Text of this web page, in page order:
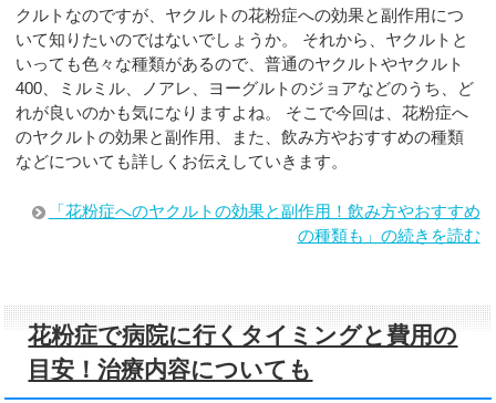
クルトなのですが、ヤクルトの花粉症への効果と副作用につ
いて知りたいのではないでしょうか。 それから、ヤクルトと
いっても色々な種類があるので、普通のヤクルトやヤクルト
400、ミルミル、ノアレ、ヨーグルトのジョアなどのうち、ど
れが良いのかも気になりますよね。 そこで今回は、花粉症へ
のヤクルトの効果と副作用、また、飲み方やおすすめの種類
などについても詳しくお伝えしていきます。
「花粉症へのヤクルトの効果と副作用！飲み方やおすすめ
の種類も」の続きを読む
花粉症で病院に行くタイミングと費用の
目安！治療内容についても